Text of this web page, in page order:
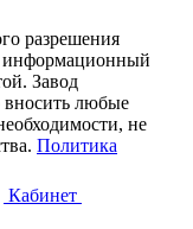
разрешения
информационный
Завод
вносить любые
не
Политика
Кабинет